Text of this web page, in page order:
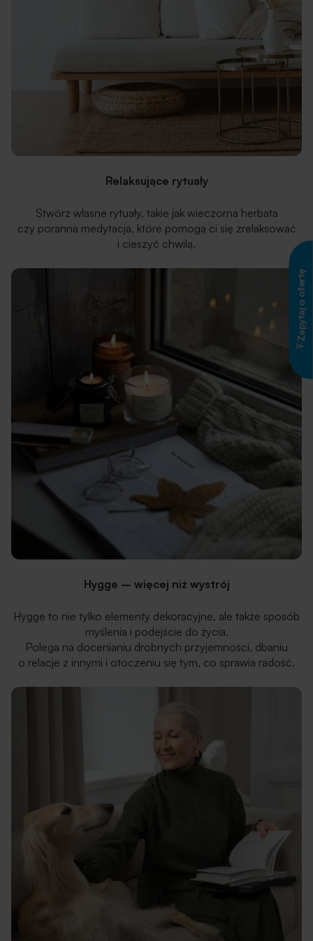
Relaksujące rytuały
Stwórz własne rytuały, takie jak wieczorna herbata
czy poranna medytacja, które pomogą ci się zrelaksować
i cieszyć chwilą.
Hygge – więcej niż wystrój
Hygge to nie tylko elementy dekoracyjne, ale także sposób
myślenia i podejście do życia.
Polega na docenianiu drobnych przyjemności, dbaniu
o relacje z innymi i otoczeniu się tym, co sprawia radość.
Zapytaj o ofertę